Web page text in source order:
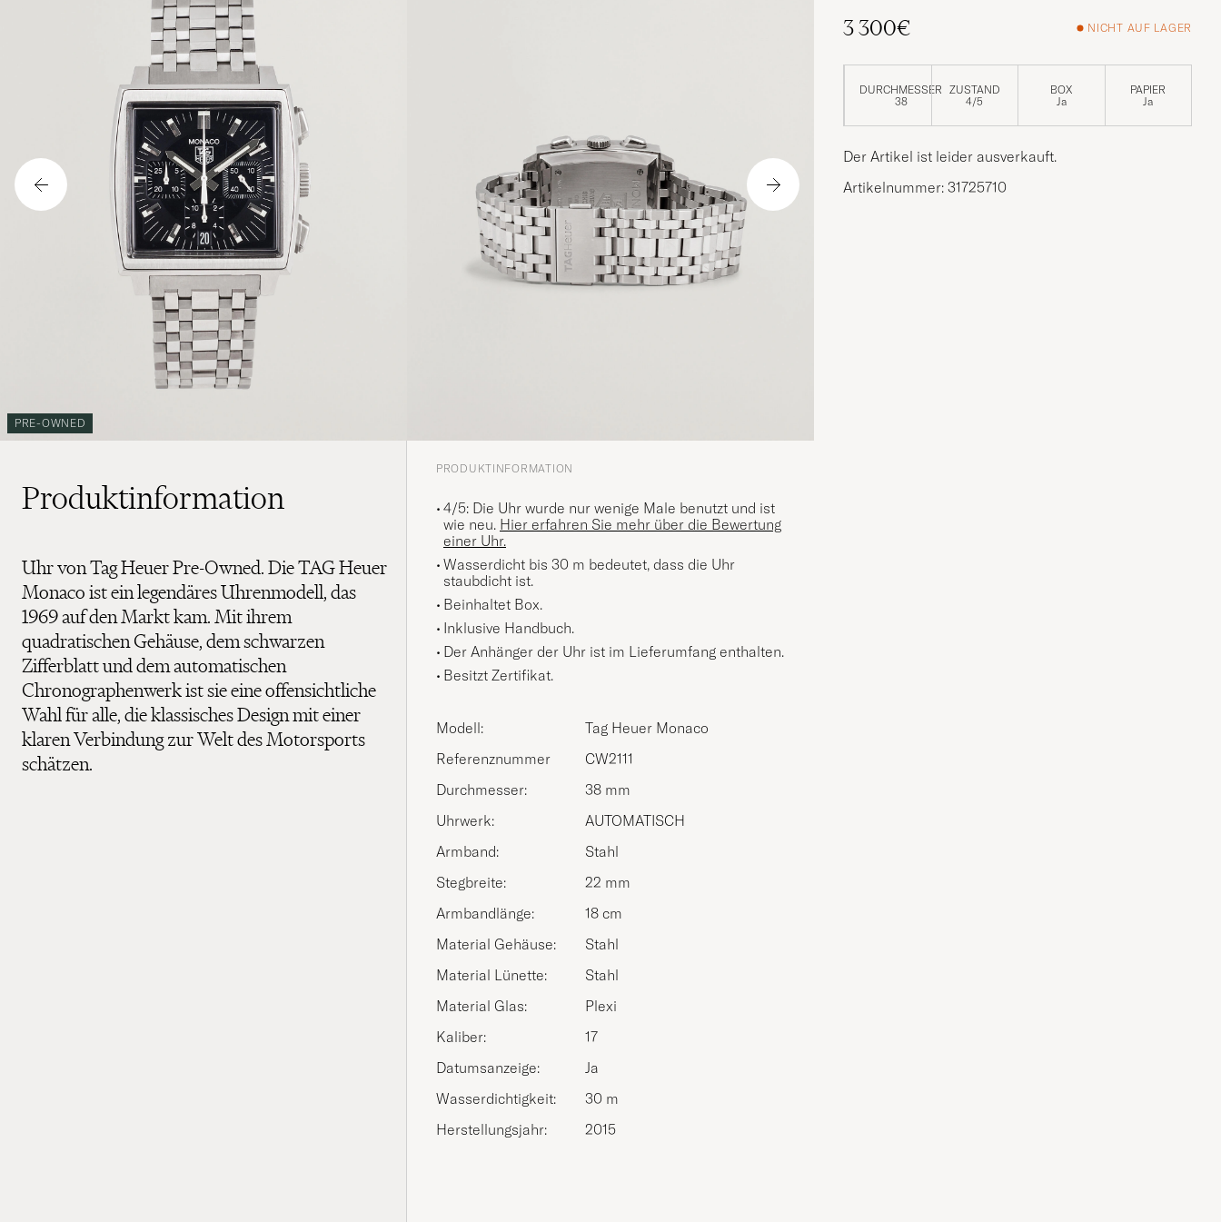
PRE-OWNED
3 300€
NICHT AUF LAGER
DURCHMESSER
38
ZUSTAND
4/5
BOX
Ja
PAPIER
Ja
Der Artikel ist leider ausverkauft.
Artikelnummer: 31725710
Produktinformation
Uhr von Tag Heuer Pre-Owned. Die TAG Heuer
Monaco ist ein legendäres Uhrenmodell, das
1969 auf den Markt kam. Mit ihrem
quadratischen Gehäuse, dem schwarzen
Zifferblatt und dem automatischen
Chronographenwerk ist sie eine offensichtliche
Wahl für alle, die klassisches Design mit einer
klaren Verbindung zur Welt des Motorsports
schätzen.
PRODUKTINFORMATION
4/5: Die Uhr wurde nur wenige Male benutzt und ist
wie neu. Hier erfahren Sie mehr über die Bewertung
einer Uhr.
Wasserdicht bis 30 m bedeutet, dass die Uhr
staubdicht ist.
Beinhaltet Box.
Inklusive Handbuch.
Der Anhänger der Uhr ist im Lieferumfang enthalten.
Besitzt Zertifikat.
Modell:
Tag Heuer Monaco
Referenznummer
CW2111
Durchmesser:
38 mm
Uhrwerk:
AUTOMATISCH
Armband:
Stahl
Stegbreite:
22 mm
Armbandlänge:
18 cm
Material Gehäuse:
Stahl
Material Lünette:
Stahl
Material Glas:
Plexi
Kaliber:
17
Datumsanzeige:
Ja
Wasserdichtigkeit:
30 m
Herstellungsjahr:
2015